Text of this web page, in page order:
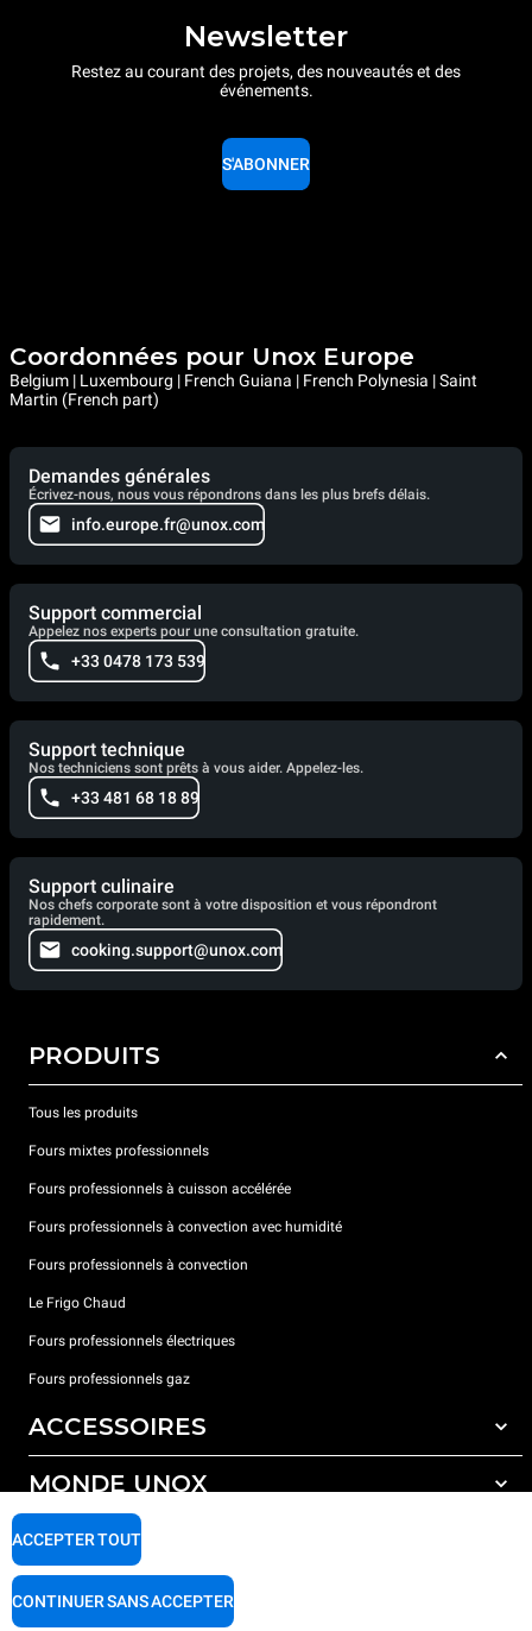
Newsletter
Restez au courant des projets, des nouveautés et des
événements.
S'ABONNER
Coordonnées pour Unox Europe
Belgium | Luxembourg | French Guiana | French Polynesia | Saint
Martin (French part)
Demandes générales
Écrivez-nous, nous vous répondrons dans les plus brefs délais.
info.europe.fr@unox.com
Support commercial
Appelez nos experts pour une consultation gratuite.
+33 0478 173 539
Support technique
Nos techniciens sont prêts à vous aider. Appelez-les.
+33 481 68 18 89
Support culinaire
Nos chefs corporate sont à votre disposition et vous répondront
rapidement.
cooking.support@unox.com
PRODUITS
Tous les produits
Fours mixtes professionnels
Fours professionnels à cuisson accélérée
Fours professionnels à convection avec humidité
Fours professionnels à convection
Le Frigo Chaud
Fours professionnels électriques
Fours professionnels gaz
ACCESSOIRES
Tous les accessoires
Détergents pour lavage automatique
Détergents pour lavage manuel
Traitement de l'eau avec filtres à résine
MONDE UNOX
Nos bureaux dans le monde
SUPPORT
Garantie Unox
ACCEPTER TOUT
CONTINUER SANS ACCEPTER